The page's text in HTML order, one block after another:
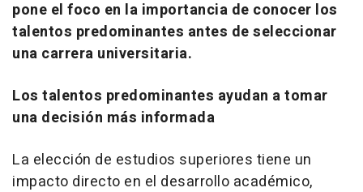
pone el foco en la importancia de conocer los
talentos predominantes antes de seleccionar
una carrera universitaria.
Los talentos predominantes ayudan a tomar
una decisión más informada
La elección de estudios superiores tiene un
impacto directo en el desarrollo académico,